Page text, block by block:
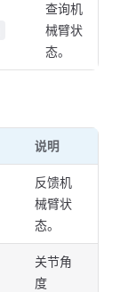
查询机
械臂状
态。
说明
反馈机
械臂状
态。
关节角
度